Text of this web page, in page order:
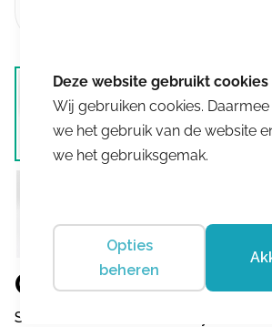
Gijs
Sneaker met veters Khaky
Wij gebruiken cookies.
we het gebruik van de website
we het gebruiksgemak.
Opties
beheren